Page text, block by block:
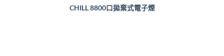
CHILL 8800口拋棄式電子煙